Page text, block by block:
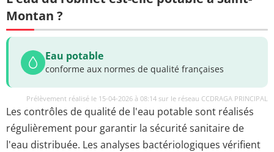
Montan ?
Eau potable
conforme aux normes de qualité françaises
Prélèvement réalisé le 15-04-2026 à 08:14 sur le réseau CCDRAGA PRINCIPAL
Les contrôles de qualité de l'eau potable sont réalisés
régulièrement pour garantir la sécurité sanitaire de
l'eau distribuée. Les analyses bactériologiques vérifient